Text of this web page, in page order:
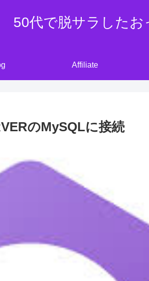
50代で脱サラしたお
Affiliate
のMySQLに接続